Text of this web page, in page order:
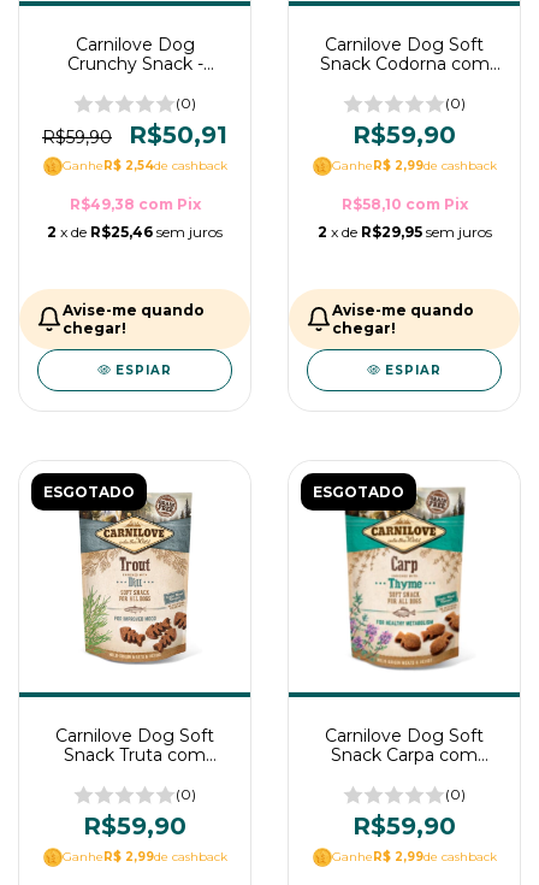
Carnilove Dog
Crunchy Snack -
Salmão e Mirtilos
200g
(0)
R$59,90 R$50,91
GanheR$ 2,54de cashback
R$49,38 com Pix
2 x de R$25,46 sem juros
Avise-me quando
chegar!
ESPIAR
Carnilove Dog Soft
Snack Codorna com
200g
(0)
R$59,90
GanheR$ 2,99de cashback
R$58,10 com Pix
2 x de R$29,95 sem juros
Avise-me quando
chegar!
ESPIAR
ESGOTADO
Carnilove Dog Soft
Snack Truta com
(0)
R$59,90
GanheR$ 2,99de cashback
ESGOTADO
Carnilove Dog Soft
Snack Carpa com
200g
(0)
R$59,90
GanheR$ 2,99de cashback